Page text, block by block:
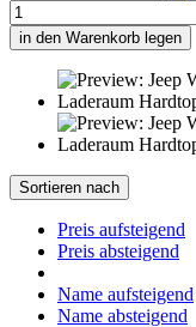
in den Warenkorb legen
Sortieren nach
Preis aufsteigend
Preis absteigend
Name aufsteigend
Name absteigend